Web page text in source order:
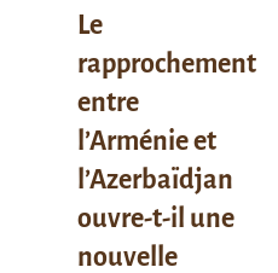
Le
rapprochement
entre
l’Arménie et
l’Azerbaïdjan
ouvre-t-il une
nouvelle